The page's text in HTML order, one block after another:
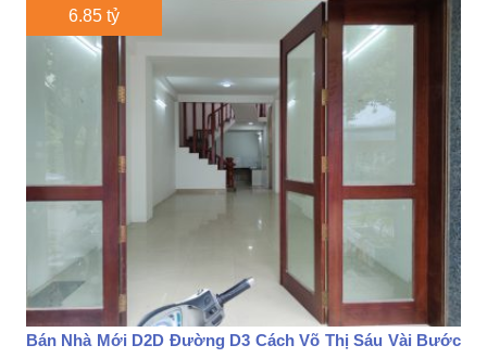
6.85 tỷ
Bán Nhà Mới D2D Đường D3 Cách Võ Thị Sáu Vài Bước